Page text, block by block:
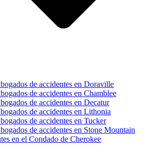
de accidentes en Doraville
de accidentes en Chamblee
de accidentes en Decatur
de accidentes en Lithonia
de accidentes en Tucker
de accidentes en Stone Mountain
en el Condado de Cherokee